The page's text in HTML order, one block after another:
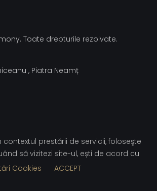
Toate drepturile rezolvate.
, Piatra Neamț
prestării de servicii, foloseşte
să vizitezi site-ul, ești de acord cu
Cookies ACCEPT